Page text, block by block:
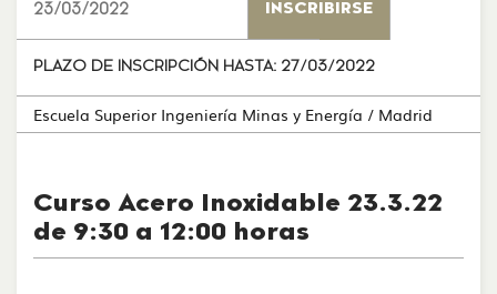
23/03/2022 INSCRIBIRSE
PLAZO DE INSCRIPCIÓN HASTA: 27/03/2022
Escuela Superior Ingeniería Minas y Energía / Madrid
Curso Acero Inoxidable 23.3.22
de 9:30 a 12:00 horas